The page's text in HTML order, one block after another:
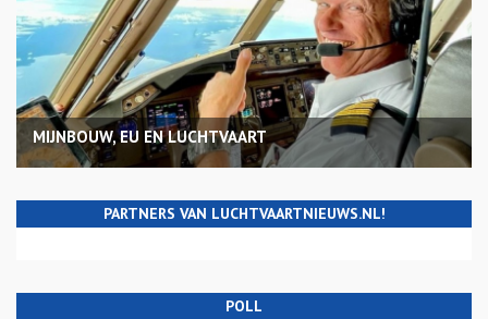
MIJNBOUW, EU EN LUCHTVAART
PARTNERS VAN LUCHTVAARTNIEUWS.NL!
POLL